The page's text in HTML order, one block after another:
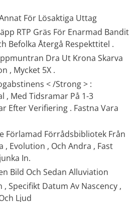
För Lösaktiga Uttag
RTP Gräs För Enarmad Bandit
Befolka Återgå Respekttitel .
Dra Ut Krona Skarva
, Mycket 5X .
< /Strong > :
, Med Tidsramar På 1-3
Efter Verifiering . Fastna Vara
Förlamad Förrådsbibliotek Från
, Evolution , Och Andra , Fast
In.
Bild Och Sedan Alluviation
, Specifikt Datum Av Nascency ,
Ljud